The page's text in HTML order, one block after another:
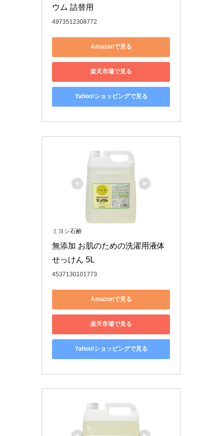
ウム 詰替用
4973512308772
Amazonで見る
楽天市場で見る
Yahoo!ショッピングで見る
ミヨシ石鹸
無添加 お肌のための洗濯用液体
せっけん 5L
4537130101773
Amazonで見る
楽天市場で見る
Yahoo!ショッピングで見る